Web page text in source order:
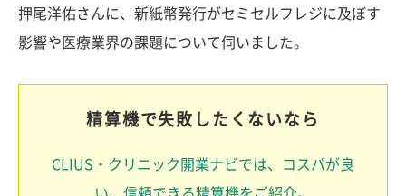
押尾洋佑さんに、新紙幣発行がセミセルフレジに及ぼす
影響や医療業界の課題について伺いました。
精算機で失敗したくないなら
CLIUS・クリニック開業ナビでは、コスパが良